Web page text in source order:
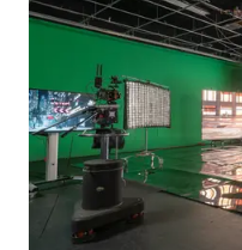
l'ambiance capt